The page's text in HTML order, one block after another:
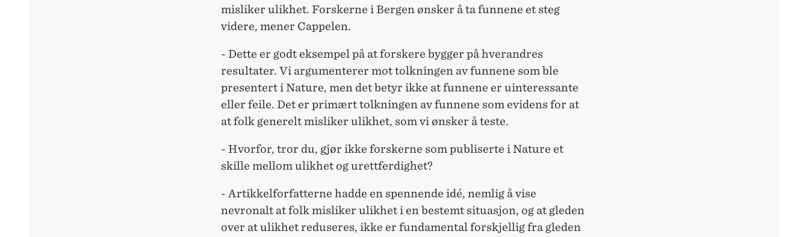
misliker ulikhet. Forskerne i Bergen ønsker å ta funnene et steg
videre, mener Cappelen.
- Dette er godt eksempel på at forskere bygger på hverandres
resultater. Vi argumenterer mot tolkningen av funnene som ble
presentert i Nature, men det betyr ikke at funnene er uinteressante
eller feile. Det er primært tolkningen av funnene som evidens for at
at folk generelt misliker ulikhet, som vi ønsker å teste.
- Hvorfor, tror du, gjør ikke forskerne som publiserte i Nature et
skille mellom ulikhet og urettferdighet?
- Artikkelforfatterne hadde en spennende idé, nemlig å vise
nevronalt at folk misliker ulikhet i en bestemt situasjon, og at gleden
over at ulikhet reduseres, ikke er fundamental forskjellig fra gleden